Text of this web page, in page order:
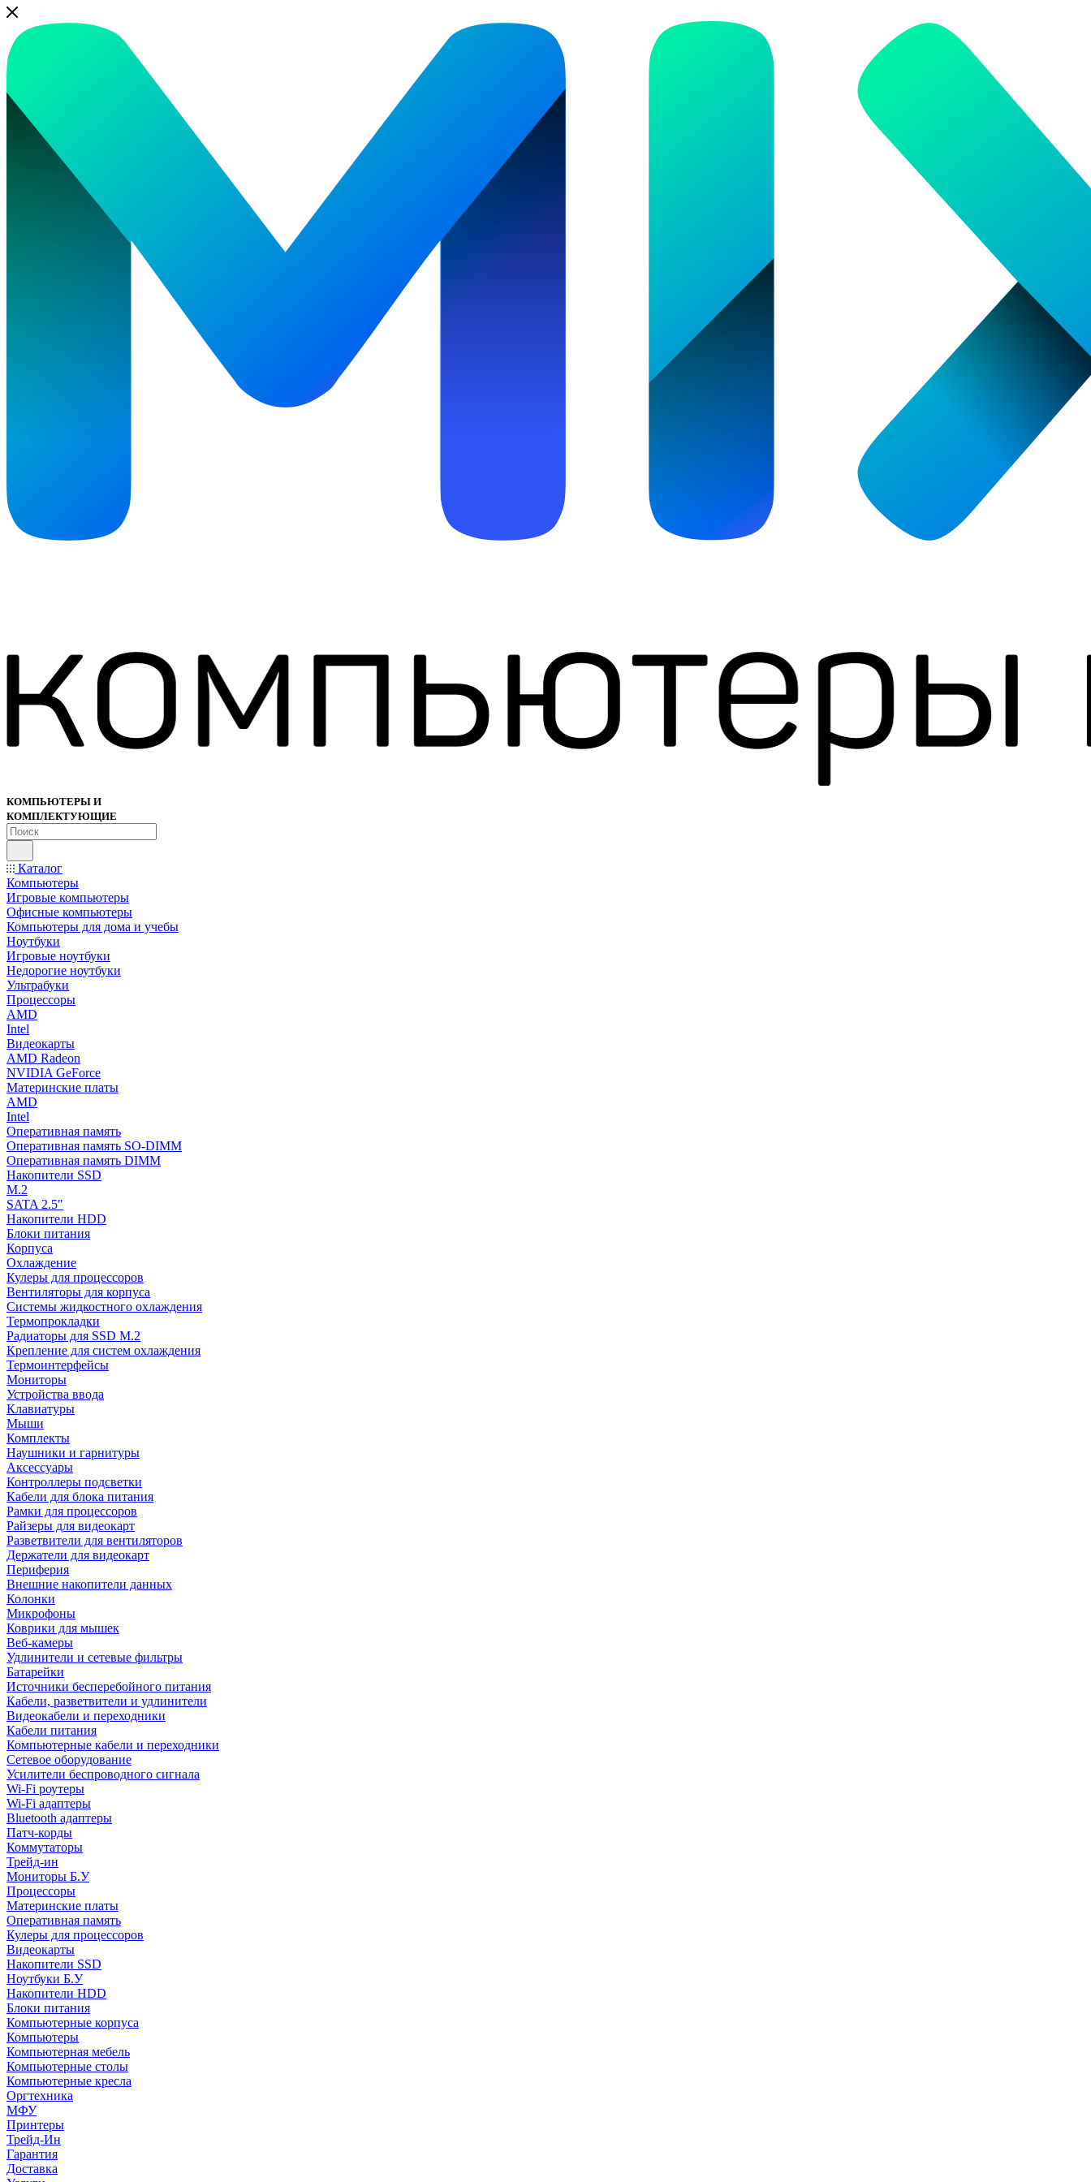
КОМПЬЮТЕРЫ И
КОМПЛЕКТУЮЩИЕ
Каталог
Компьютеры
Игровые компьютеры
Офисные компьютеры
Компьютеры для дома и учебы
Ноутбуки
Игровые ноутбуки
Недорогие ноутбуки
Ультрабуки
Процессоры
AMD
Intel
Видеокарты
AMD Radeon
NVIDIA GeForce
Материнские платы
AMD
Intel
Оперативная память
Оперативная память SO-DIMM
Оперативная память DIMM
Накопители SSD
M.2
SATA 2.5"
Накопители HDD
Блоки питания
Корпуса
Охлаждение
Кулеры для процессоров
Вентиляторы для корпуса
Системы жидкостного охлаждения
Термопрокладки
Радиаторы для SSD M.2
Крепление для систем охлаждения
Термоинтерфейсы
Мониторы
Устройства ввода
Клавиатуры
Мыши
Комплекты
Наушники и гарнитуры
Аксессуары
Контроллеры подсветки
Кабели для блока питания
Рамки для процессоров
Райзеры для видеокарт
Разветвители для вентиляторов
Держатели для видеокарт
Периферия
Внешние накопители данных
Колонки
Микрофоны
Коврики для мышек
Веб-камеры
Удлинители и сетевые фильтры
Батарейки
Источники бесперебойного питания
Кабели, разветвители и удлинители
Видеокабели и переходники
Кабели питания
Компьютерные кабели и переходники
Сетевое оборудование
Усилители беспроводного сигнала
Wi-Fi роутеры
Wi-Fi адаптеры
Bluetooth адаптеры
Патч-корды
Коммутаторы
Трейд-ин
Мониторы Б.У
Процессоры
Материнские платы
Оперативная память
Кулеры для процессоров
Видеокарты
Накопители SSD
Ноутбуки Б.У
Накопители HDD
Блоки питания
Компьютерные корпуса
Компьютеры
Компьютерная мебель
Компьютерные столы
Компьютерные кресла
Оргтехника
МФУ
Принтеры
Трейд-Ин
Гарантия
Доставка